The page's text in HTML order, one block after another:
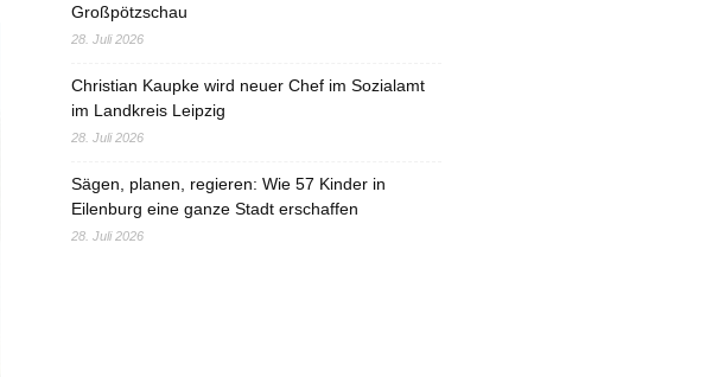
Großpötzschau
28. Juli 2026
Christian Kaupke wird neuer Chef im Sozialamt
im Landkreis Leipzig
28. Juli 2026
Sägen, planen, regieren: Wie 57 Kinder in
Eilenburg eine ganze Stadt erschaffen
28. Juli 2026